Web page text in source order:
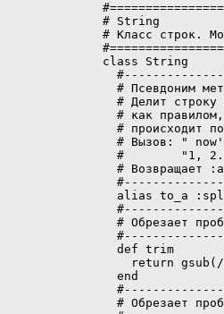
# String
# Класс строк.
class String
# Псевдоним
# Делит строку
# как
# происходит
# Вызов: "
#        "1,
# Возвращает
alias to_a
# Обрезает
  def trim
return
  end
# Обрезает